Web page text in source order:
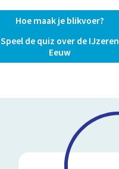
Hoe maak je blikvoer?
Speel de quiz over de IJzeren
Eeuw